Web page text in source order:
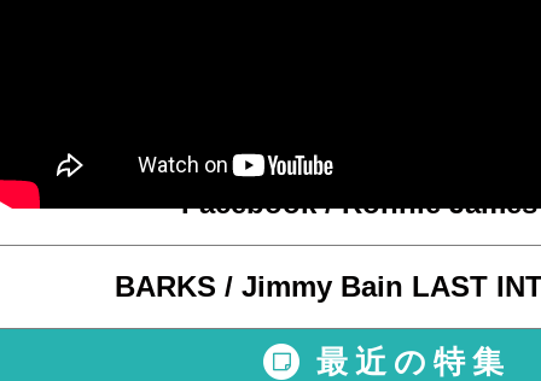
Facebook / Ronnie
BARKS / Jimmy Bain LAST
最近の特集